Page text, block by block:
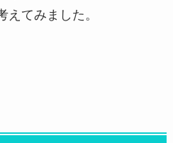
えてみました。